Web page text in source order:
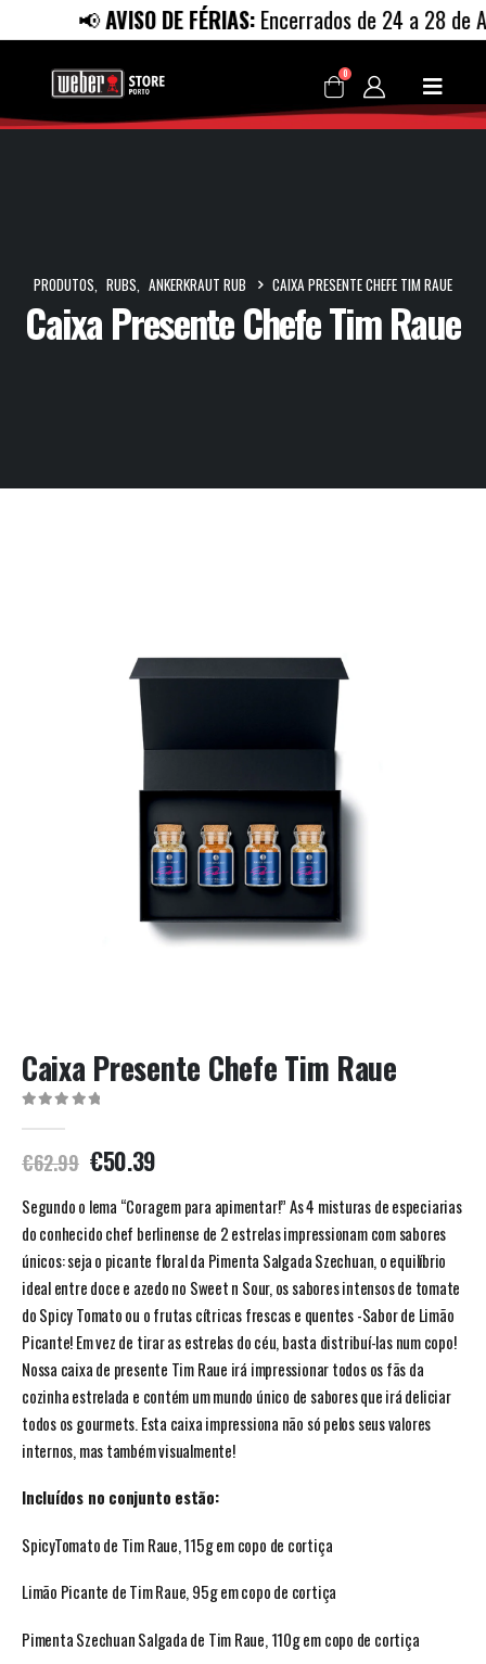
📢AVISO DE FÉRIAS:Encerrados de 24 a 28 de
0
Caixa Presente Chefe Tim Raue
PRODUTOS, RUBS, ANKERKRAUT RUB CAIXA PRESENTE CHEFE TIM RAUE
Caixa Presente Chefe Tim Raue
€62.99 €50.39
Segundo o lema “Coragem para apimentar!” As 4 misturas de especiarias
do conhecido chef berlinense de 2 estrelas impressionam com sabores
únicos: seja o picante floral da Pimenta Salgada Szechuan, o equilíbrio
ideal entre doce e azedo no Sweet n Sour, os sabores intensos de tomate
do Spicy Tomato ou o frutas cítricas frescas e quentes -Sabor de Limão
Picante! Em vez de tirar as estrelas do céu, basta distribuí-las num copo!
Nossa caixa de presente Tim Raue irá impressionar todos os fãs da
cozinha estrelada e contém um mundo único de sabores que irá deliciar
todos os gourmets. Esta caixa impressiona não só pelos seus valores
internos, mas também visualmente!
Incluídos no conjunto estão:
SpicyTomato de Tim Raue, 115g em copo de cortiça
Limão Picante de Tim Raue, 95g em copo de cortiça
Pimenta Szechuan Salgada de Tim Raue, 110g em copo de cortiça